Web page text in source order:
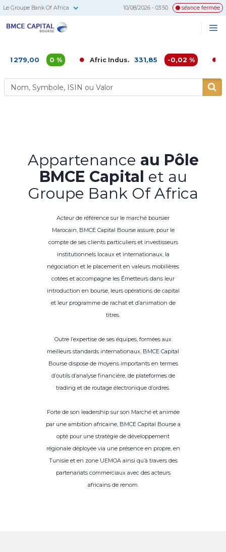
Le Groupe Bank Of Africa 10/08/2026 - 03:50 séance fermée
0 % Afric Indus. 331,85 -0,02 % Afriquia
Appartenance au Pôle
BMCE Capital et au
Groupe Bank Of Africa
Acteur de référence sur le marché boursier
Marocain, BMCE Capital Bourse assure, pour le
compte de ses clients particuliers et investisseurs
institutionnels locaux et internationaux, la
négociation et le placement en valeurs mobilières
cotées et accompagne les Émetteurs dans leur
introduction en bourse, leurs opérations de capital
et leur programme de rachat et d’animation de
titres.
Outre l’expertise de ses équipes, formées aux
meilleurs standards internationaux, BMCE Capital
Bourse dispose de moyens importants en termes
d’outils d’analyse financière, de plateformes de
trading et de routage électronique d’ordres.
Forte de son leadership sur son Marché et animée
par une ambition africaine, BMCE Capital Bourse a
opté pour une stratégie de développement
régionale déployée via une présence en propre, en
Tunisie et en zone UEMOA ainsi qu’à travers des
partenariats commerciaux avec des acteurs
africains de renom.